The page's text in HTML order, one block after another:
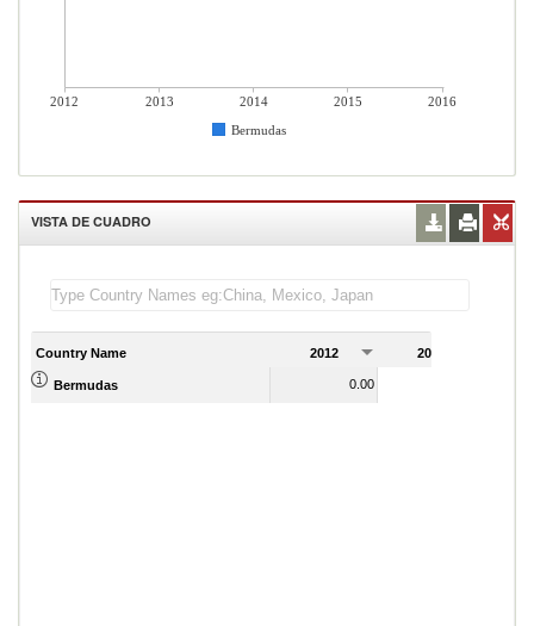
2012 2013 2014 2015
2016
Bermudas
VISTA DE CUADRO
Country Name 2012 2013
Bermudas 0.00